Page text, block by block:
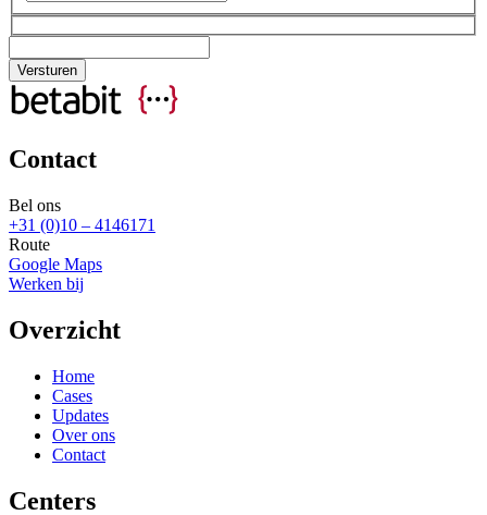
Contact
Bel ons
+31 (0)10 – 4146171
Route
Google Maps
Werken bij
Overzicht
Home
Cases
Updates
Over ons
Contact
Centers